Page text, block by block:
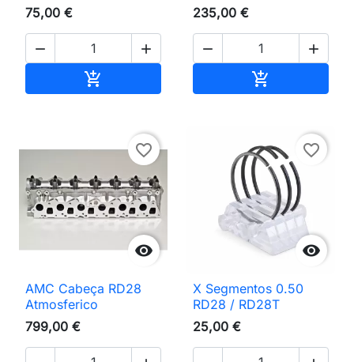
75,00 €
 

235,00 €
 


favorite_border
AMC Cabeça RD28
Atmosferico
799,00 €

favorite_border
X Segmentos 0.50
RD28 / RD28T
25,00 €